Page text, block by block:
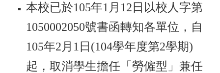
本校已於105年1月12日以校人字第
1050002050號書函轉知各單位，自
105年2月1日(104學年度第2學期)
起，取消學生擔任「勞僱型」兼任